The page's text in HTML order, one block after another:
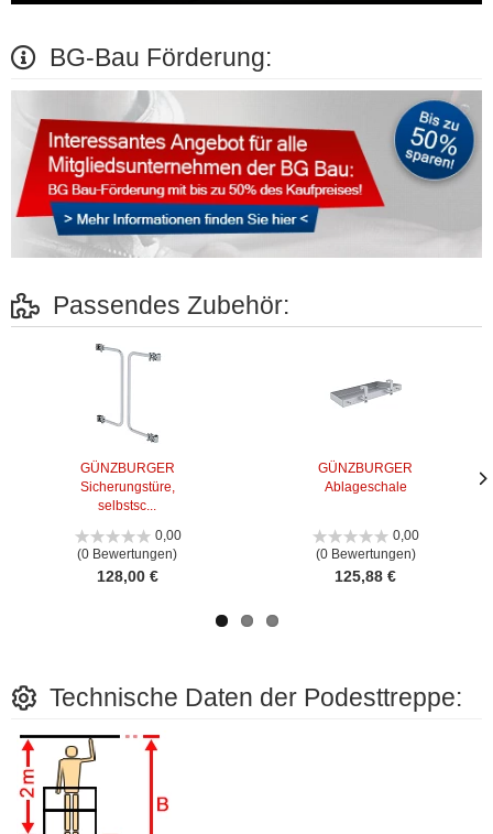
BG-Bau Förderung:
Passendes Zubehör:
GÜNZBURGER
Sicherungstüre,
selbstsc...
0,00
(0 Bewertungen)
128,00 €
GÜNZBURGER
Ablageschale
0,00
(0 Bewertungen)
125,88 €
Technische Daten der Podesttreppe: